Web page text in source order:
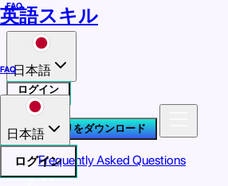
FAQ
日本語
ログイン
ELSAアプリをダウンロード
英語スキル
FAQ
日本語
ログインFrequently Asked Questions